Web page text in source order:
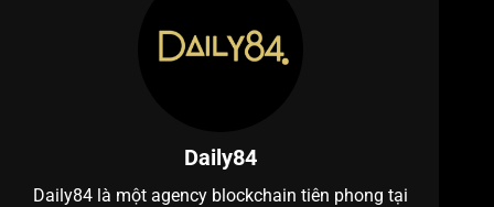
Daily84
Daily84 là một agency blockchain tiên phong tại